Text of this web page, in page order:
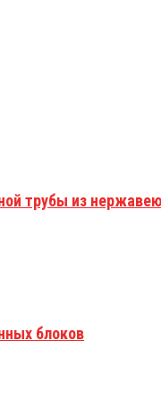
трубы из
блоков